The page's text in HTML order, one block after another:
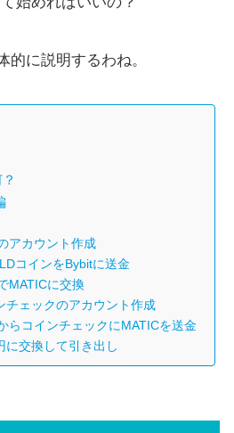
的に説明するわね。
アカウント作成
コインをBybitに送金
MATICに交換
チェックのアカウント作成
らコインチェックにMATICを送金
に交換して引き出し